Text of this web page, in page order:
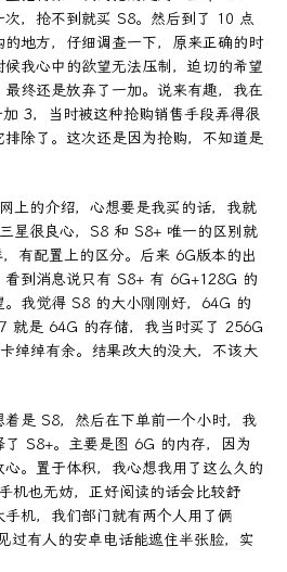
次，抢不到就买 S8。然后到了 10 点
地方，仔细调查一下，原来正确的时
我心中的欲望无法压制，迫切的希望
终还是放弃了一加。说来有趣，我在
3，当时被这种抢购销售手段弄得很
除了。这次还是因为抢购，不知道是
上的介绍，心想要是我买的话，我就
星很良心，S8 和 S8+ 唯一的区别就
有配置上的区分。后来 6G版本的出
看到消息说只有 S8+ 有 6G+128G 的
。我觉得 S8 的大小刚刚好，64G 的
就是 64G 的存储，我当时买了 256G
绰绰有余。结果改大的没大，不该大
是 S8，然后在下单前一个小时，我
S8+。主要是图 6G 的内存，因为
。置于体积，我心想我用了这么久的
机也无妨，正好阅读的话会比较舒
机，我们部门就有两个人用了俩
过有人的安卓电话能遮住半张脸，实